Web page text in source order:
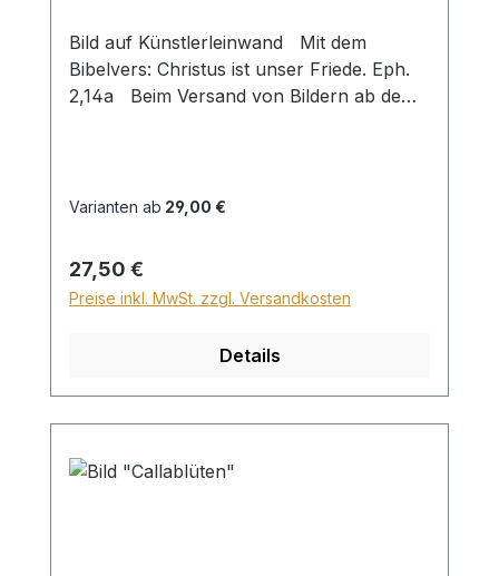
Bild auf Künstlerleinwand Mit dem
Bibelvers: Christus ist unser Friede. Eph.
2,14a Beim Versand von Bildern ab dem
Höhe von 28,99€ berechnet. Für den
Sperrgutzuschlag 30€.
Varianten ab 29,00 €
Regulärer Preis:
27,50 €
Preise inkl. MwSt. zzgl. Versandkosten
Details